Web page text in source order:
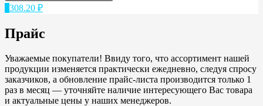
308.20 ₽
Прайс
Уважаемые покупатели! Ввиду того, что ассортимент нашей
продукции изменяется практически ежедневно, следуя спросу
заказчиков, а обновление прайс-листа производится только 1
раз в месяц — уточняйте наличие интересующего Вас товара
и актуальные цены у наших менеджеров.